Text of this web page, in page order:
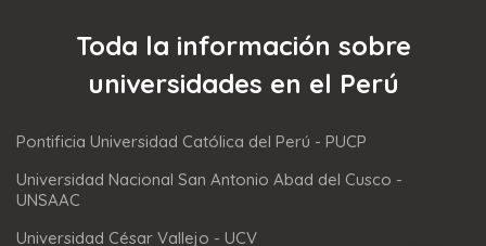
Toda la información sobre
universidades en el Perú
Pontificia Universidad Católica del Perú - PUCP
Universidad Nacional San Antonio Abad del Cusco -
UNSAAC
Universidad César Vallejo - UCV